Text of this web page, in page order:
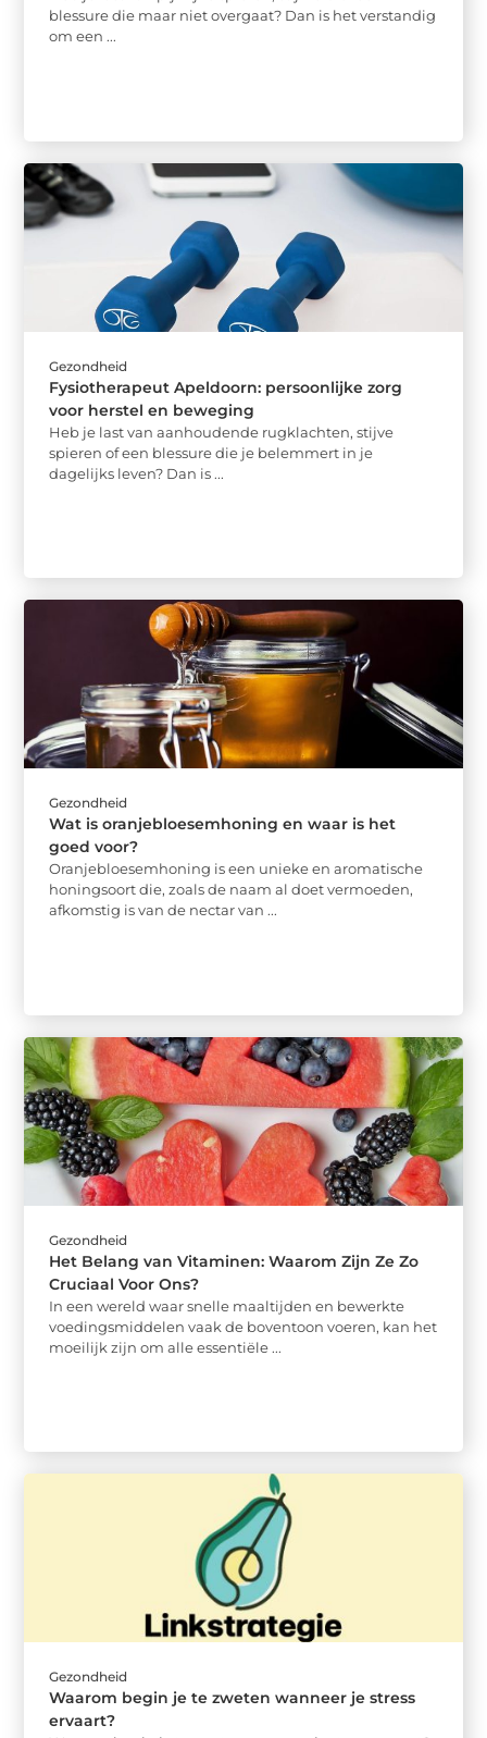
blessure die maar niet overgaat? Dan is het verstandig
om een ...
Gezondheid
Fysiotherapeut Apeldoorn: persoonlijke zorg
voor herstel en beweging
Heb je last van aanhoudende rugklachten, stijve
spieren of een blessure die je belemmert in je
dagelijks leven? Dan is ...
Gezondheid
Wat is oranjebloesemhoning en waar is het
goed voor?
Oranjebloesemhoning is een unieke en aromatische
honingsoort die, zoals de naam al doet vermoeden,
afkomstig is van de nectar van ...
Gezondheid
Het Belang van Vitaminen: Waarom Zijn Ze Zo
Cruciaal Voor Ons?
In een wereld waar snelle maaltijden en bewerkte
voedingsmiddelen vaak de boventoon voeren, kan het
moeilijk zijn om alle essentiële ...
Gezondheid
Waarom begin je te zweten wanneer je stress
ervaart?